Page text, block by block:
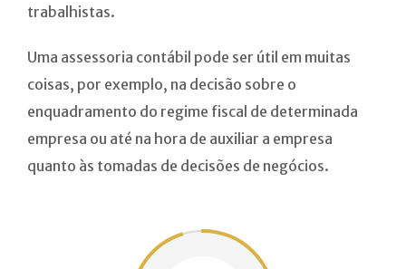
trabalhistas.
Uma assessoria contábil pode ser útil em muitas
coisas, por exemplo, na decisão sobre o
enquadramento do regime fiscal de determinada
empresa ou até na hora de auxiliar a empresa
quanto às tomadas de decisões de negócios.